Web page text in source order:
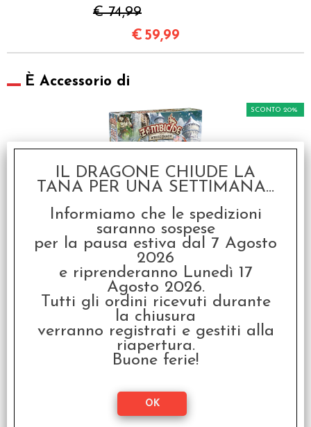
€ 74,99
€ 59,99
È Accessorio di
Zombicide White Death
- Italiano
€ 109,99
SCONTO 20%
€87,99
Zombicide Black Plague
- Italiano
SCONTO 20%
IL DRAGONE CHIUDE LA
TANA PER UNA SETTIMANA...
Informiamo che le spedizioni
saranno sospese
per la pausa estiva dal 7 Agosto
2026
e riprenderanno Lunedì 17
Agosto 2026.
Tutti gli ordini ricevuti durante
la chiusura
verranno registrati e gestiti alla
riapertura.
Buone ferie!